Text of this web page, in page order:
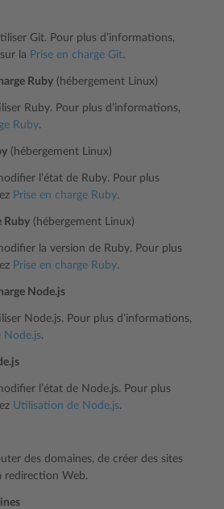
Git. Pour plus d’informations,
la Prise en charge Git.
Ruby (hébergement Linux)
Ruby. Pour plus d’informations,
Ruby.
(hébergement Linux)
l’état de Ruby. Pour plus
Prise en charge Ruby.
Ruby (hébergement Linux)
la version de Ruby. Pour plus
Prise en charge Ruby.
Node.js
Node.js. Pour plus d’informations,
Node.js.
l’état de Node.js. Pour plus
Utilisation de Node.js.
des domaines, de créer des sites
redirection Web.